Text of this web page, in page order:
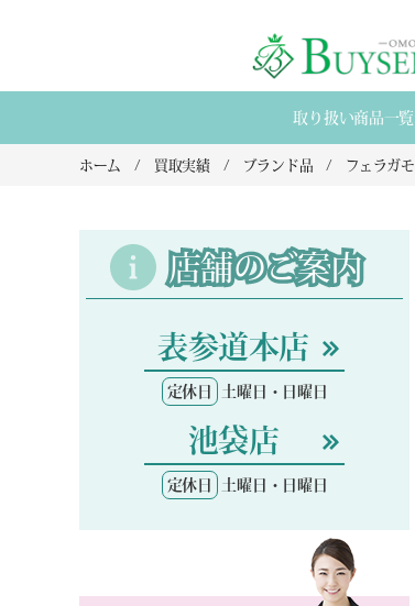
取り扱い商品一覧
ホーム 買取実績 ブランド品 フェラガモ
店舗のご案内
表参道本店
定休日 土曜日・日曜日
池袋店
定休日 土曜日・日曜日